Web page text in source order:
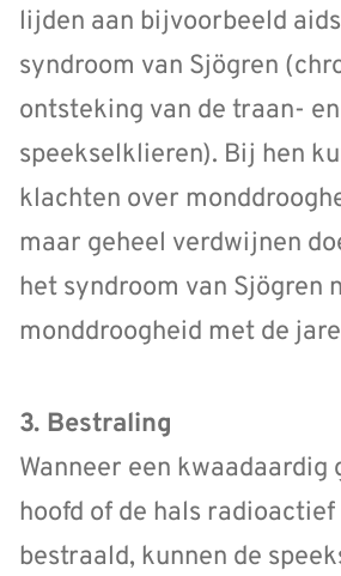
lijden aan bijvoorbeeld
syndroom van Sjögren
ontsteking van de traan- en
speekselklieren). Bij hen
klachten over
maar geheel verdwijnen
het syndroom van Sjögren
monddroogheid met de
3. Bestraling
Wanneer een kwaadaardig
hoofd of de hals
bestraald, kunnen de